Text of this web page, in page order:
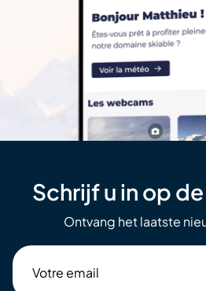
Schrijf u in op
Ontvang het laatste
email